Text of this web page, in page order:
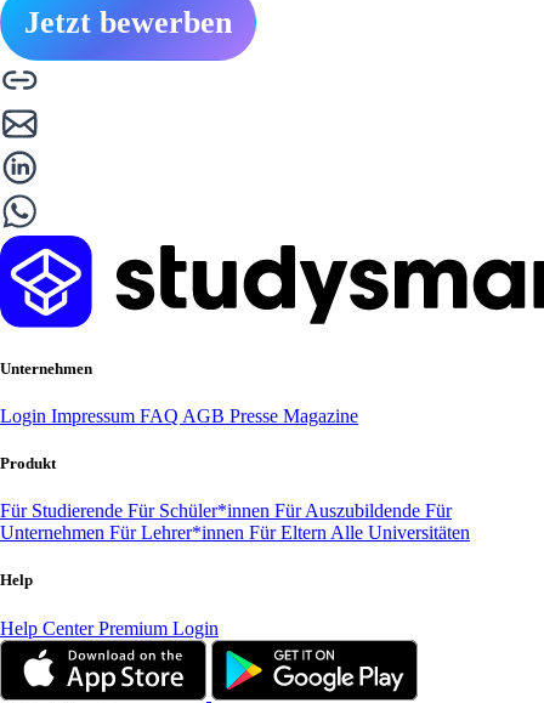
Jetzt bewerben
Unternehmen
Login Impressum FAQ AGB Presse Magazine
Produkt
Für Studierende Für Schüler*innen Für Auszubildende Für
Unternehmen Für Lehrer*innen Für Eltern Alle Universitäten
Help
Help CenterPremium Login